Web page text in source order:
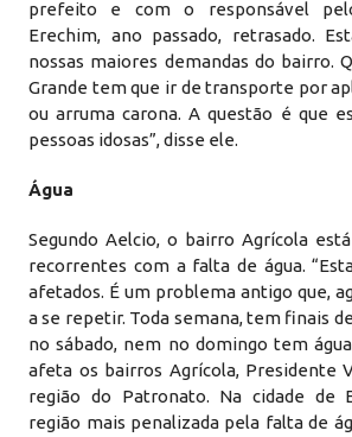
prefeito e com o responsável
Erechim, ano passado, retrasado.
nossas maiores demandas do bairro.
Grande tem que ir de transporte por
ou arruma carona. A questão é que
pessoas idosas”, disse ele.
Água
Segundo Aelcio, o bairro Agrícola
recorrentes com a falta de água.
afetados. É um problema antigo que,
a se repetir. Toda semana, tem finais
no sábado, nem no domingo tem
afeta os bairros Agrícola, Presidente
região do Patronato. Na cidade de
região mais penalizada pela falta de